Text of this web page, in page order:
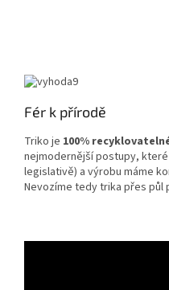
Fér k přírodě
Triko je 100%
nejmodernější postupy, které
legislativě) a výrobu máme
Nevozíme tedy trika přes půl